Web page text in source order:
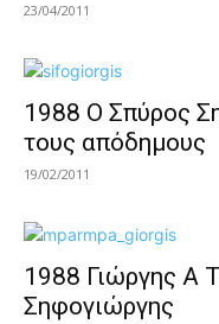
23/04/2011
1988 Ο Σπύρος
τους απόδημους
19/02/2011
1988 Γιώργης Α
Σηφογιώργης